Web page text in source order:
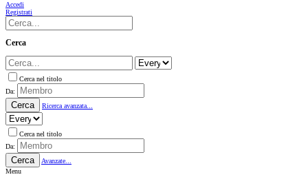
Accedi
Registrati
Cerca
Cerca nel titolo
Da:
Cerca Ricerca avanzata...
Cerca nel titolo
Da:
Cerca
Avanzate...
Menu